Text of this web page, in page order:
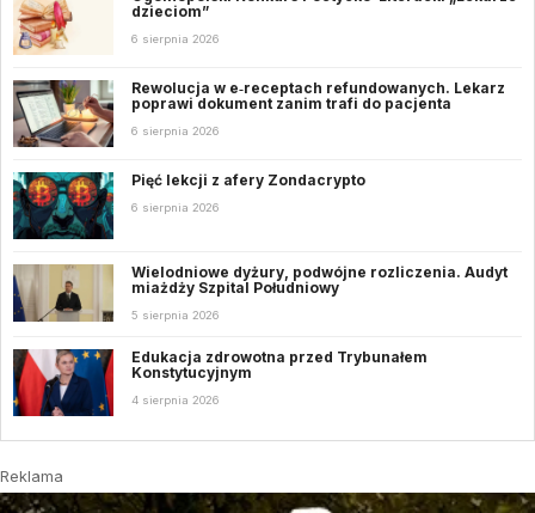
dzieciom”
6 sierpnia 2026
Rewolucja w e‑receptach refundowanych. Lekarz
poprawi dokument zanim trafi do pacjenta
6 sierpnia 2026
Pięć lekcji z afery Zondacrypto
6 sierpnia 2026
Wielodniowe dyżury, podwójne rozliczenia. Audyt
miażdży Szpital Południowy
5 sierpnia 2026
Edukacja zdrowotna przed Trybunałem
Konstytucyjnym
4 sierpnia 2026
Reklama